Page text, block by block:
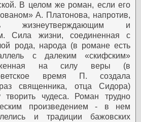
В целом же роман, если его
А. Платонова, напротив,
жизнеутверждающим и
Сила жизни, соединенная с
рода, народа (в романе есть
с далеким «скифским»
на силу веры (в
время П. создала
священника, отца Сидора)
творить чудеса. Роман трудно
произведением - в нем
и традиции бажовских